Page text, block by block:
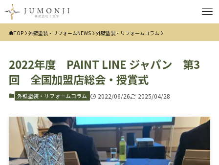
TOP 外壁塗装・リフォームNEWS 外壁塗装・リフォームコラム
2022年度 PAINT LINE ジャパン 第3
回 全国加盟店総会・授賞式
外壁塗装・リフォームコラム 2022/06/26 2025/04/28